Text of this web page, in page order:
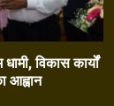
विकास कार्यों
आह्वान